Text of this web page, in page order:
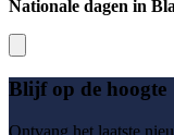
Nationale dagen in
Blijf op de hoogte
Ontvang het laatste